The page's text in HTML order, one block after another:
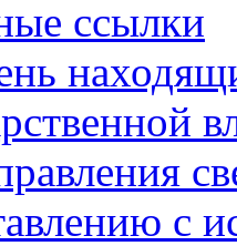
ссылки
с